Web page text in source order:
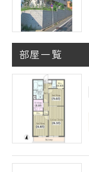
部屋一覧